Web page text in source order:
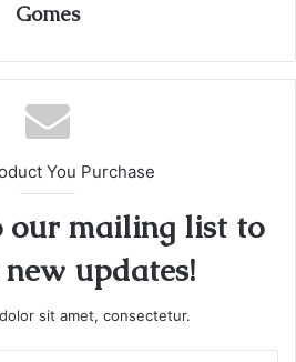
Gomes
You Purchase
our mailing list to
updates!
sit amet, consectetur.